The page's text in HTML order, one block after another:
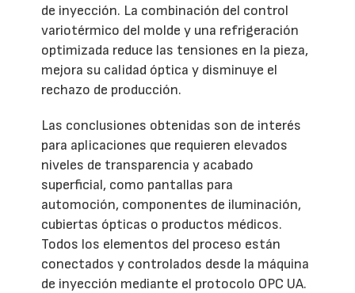
de inyección. La combinación del control
variotérmico del molde y una refrigeración
optimizada reduce las tensiones en la pieza,
mejora su calidad óptica y disminuye el
rechazo de producción.
Las conclusiones obtenidas son de interés
para aplicaciones que requieren elevados
niveles de transparencia y acabado
superficial, como pantallas para
automoción, componentes de iluminación,
cubiertas ópticas o productos médicos.
Todos los elementos del proceso están
conectados y controlados desde la máquina
de inyección mediante el protocolo OPC UA.